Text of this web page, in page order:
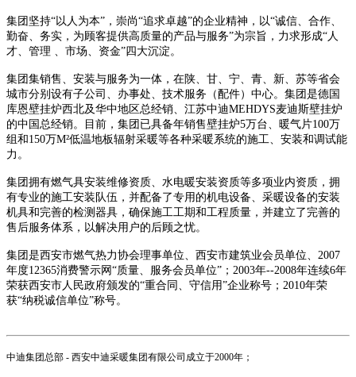
集团坚持“以人为本”，崇尚“追求卓越”的企业精神，以“诚信、合作、
勤奋、务实，为顾客提供高质量的产品与服务”为宗旨，力求形成“人
才、管理 、市场、资金”四大沉淀。
集团集销售、安装与服务为一体，在陕、甘、宁、青、新、苏等省会
城市分别设有子公司、办事处、技术服务（配件）中心。集团是德国
库恩壁挂炉西北及华中地区总经销、江苏中迪MEHDYS麦迪斯壁挂炉
的中国总经销。目前，集团已具备年销售壁挂炉5万台、暖气片100万
组和150万M²低温地板辐射采暖等各种采暖系统的施工、安装和调试能
力。
集团拥有燃气具安装维修资质、水电暖安装资质等多项业内资质，拥
有专业的施工安装队伍，并配备了专用的机电设备、采暖设备的安装
机具和完善的检测器具，确保施工工期和工程质量，并建立了完善的
售后服务体系，以解决用户的后顾之忧。
集团是西安市燃气热力协会理事单位、西安市建筑业会员单位、2007
年度12365消费警示网“质量、服务会员单位”；2003年--2008年连续6年
荣获西安市人民政府颁发的“重合同、守信用”企业称号；2010年荣
获“纳税诚信单位”称号。
中迪集团总部 - 西安中迪采暖集团有限公司成立于2000年；